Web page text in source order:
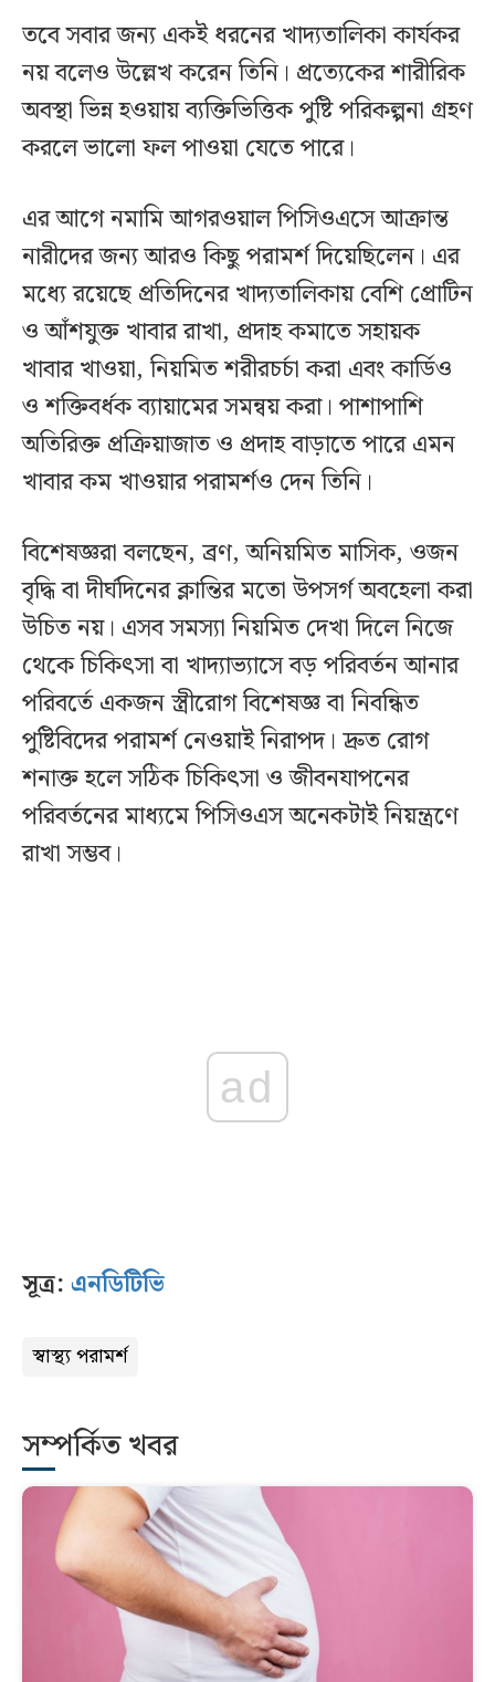
তবে সবার জন্য একই ধরনের খাদ্যতালিকা কার্যকর
নয় বলেও উল্লেখ করেন তিনি। প্রত্যেকের শারীরিক
অবস্থা ভিন্ন হওয়ায় ব্যক্তিভিত্তিক পুষ্টি পরিকল্পনা গ্রহণ
করলে ভালো ফল পাওয়া যেতে পারে।
এর আগে নমামি আগরওয়াল পিসিওএসে আক্রান্ত
নারীদের জন্য আরও কিছু পরামর্শ দিয়েছিলেন। এর
মধ্যে রয়েছে প্রতিদিনের খাদ্যতালিকায় বেশি প্রোটিন
ও আঁশযুক্ত খাবার রাখা, প্রদাহ কমাতে সহায়ক
খাবার খাওয়া, নিয়মিত শরীরচর্চা করা এবং কার্ডিও
ও শক্তিবর্ধক ব্যায়ামের সমন্বয় করা। পাশাপাশি
অতিরিক্ত প্রক্রিয়াজাত ও প্রদাহ বাড়াতে পারে এমন
খাবার কম খাওয়ার পরামর্শও দেন তিনি।
বিশেষজ্ঞরা বলছেন, ব্রণ, অনিয়মিত মাসিক, ওজন
বৃদ্ধি বা দীর্ঘদিনের ক্লান্তির মতো উপসর্গ অবহেলা করা
উচিত নয়। এসব সমস্যা নিয়মিত দেখা দিলে নিজে
থেকে চিকিৎসা বা খাদ্যাভ্যাসে বড় পরিবর্তন আনার
পরিবর্তে একজন স্ত্রীরোগ বিশেষজ্ঞ বা নিবন্ধিত
পুষ্টিবিদের পরামর্শ নেওয়াই নিরাপদ। দ্রুত রোগ
শনাক্ত হলে সঠিক চিকিৎসা ও জীবনযাপনের
পরিবর্তনের মাধ্যমে পিসিওএস অনেকটাই নিয়ন্ত্রণে
রাখা সম্ভব।
ad
সূত্র: এনডিটিভি
স্বাস্থ্য পরামর্শ
সম্পর্কিত খবর